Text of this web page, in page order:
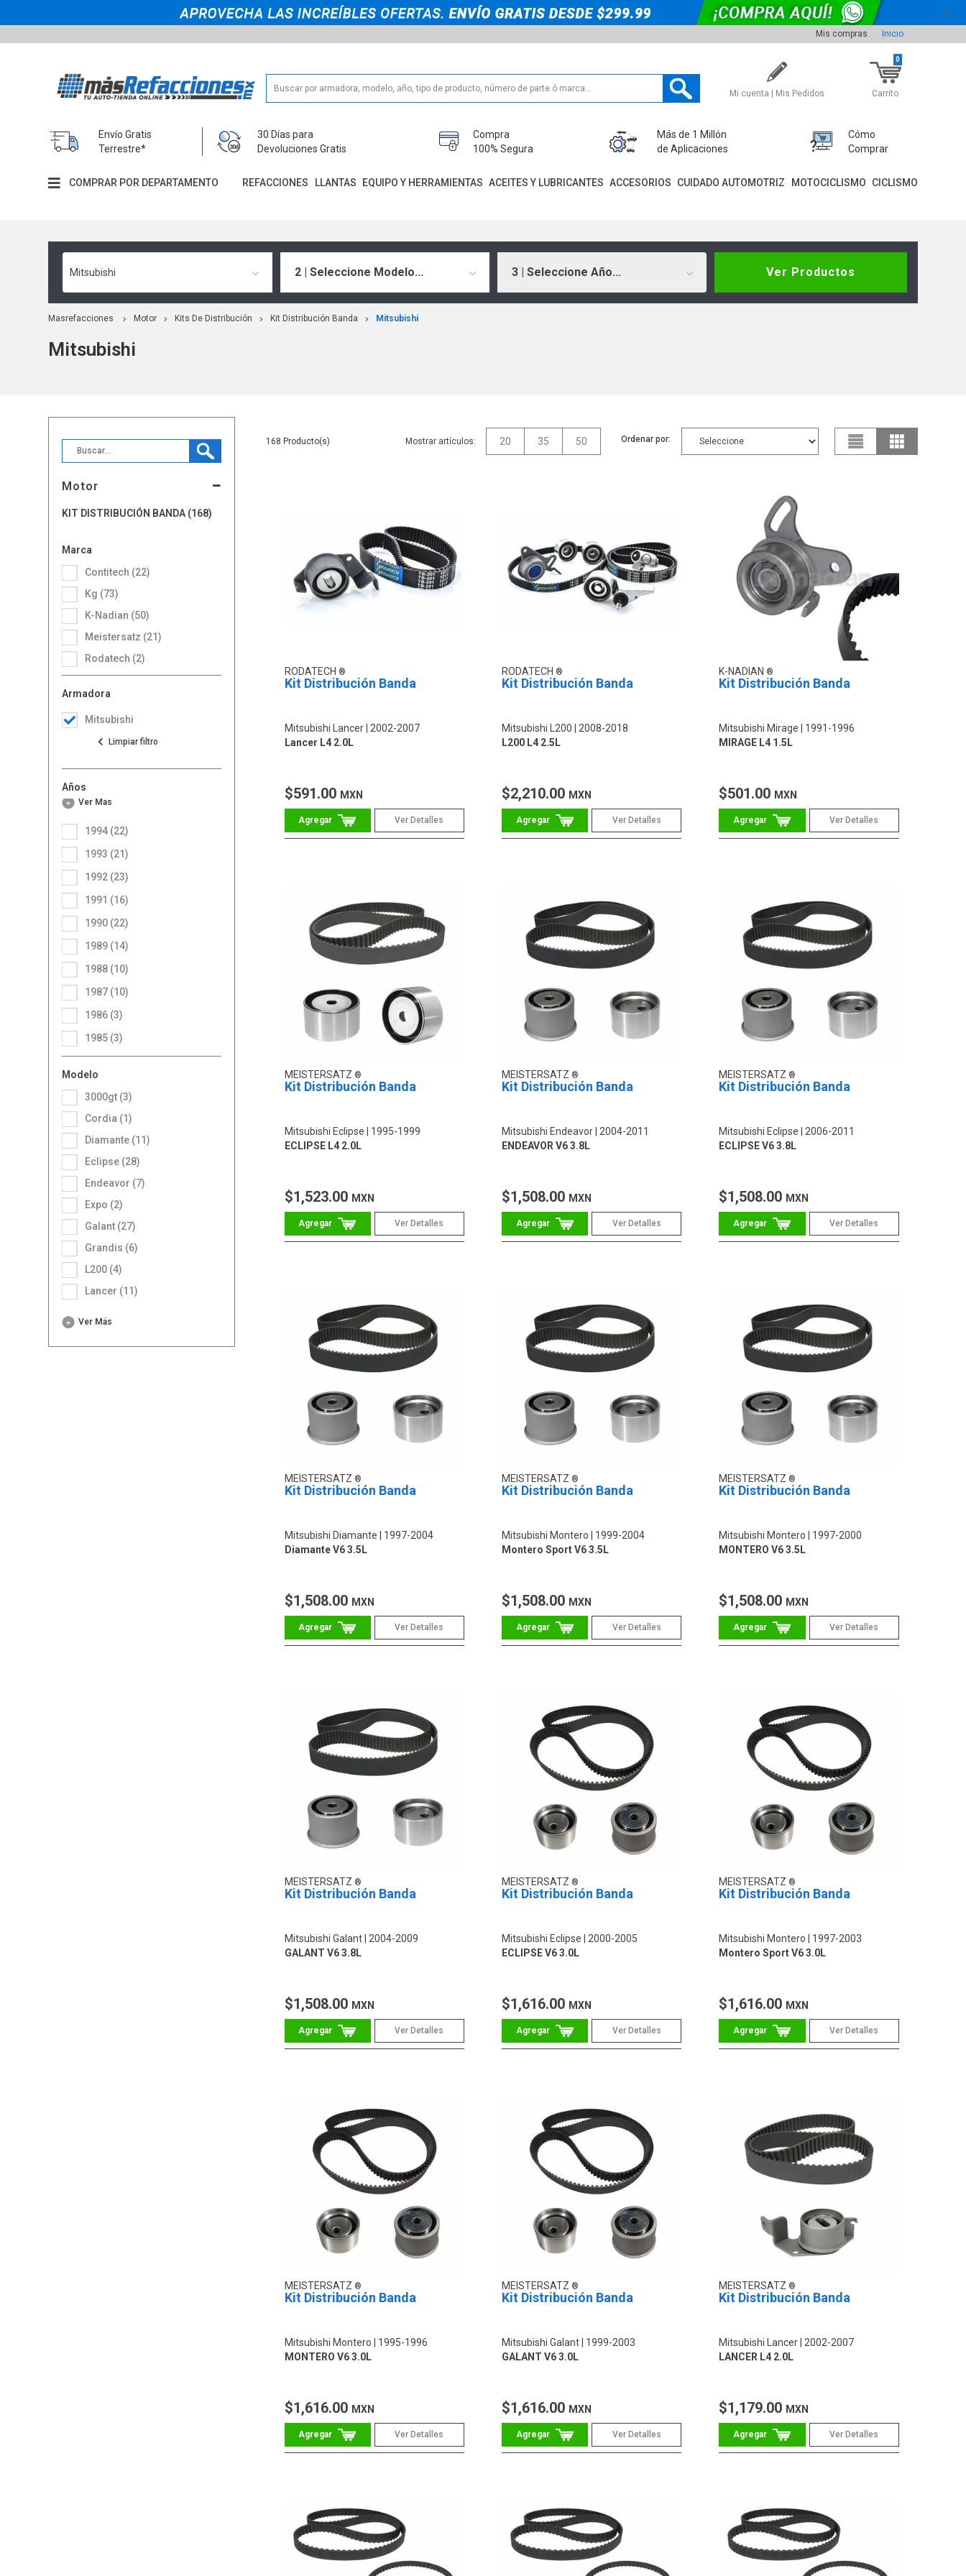
Mis compras Inicio
Mi cuenta | Mis Pedidos Carrito
0
Envío Gratis
Terrestre*
30 Días para
Devoluciones Gratis
Compra
100% Segura
Más de 1 Millón
de Aplicaciones
Cómo
Comprar
COMPRAR POR DEPARTAMENTO REFACCIONES LLANTAS EQUIPO Y HERRAMIENTAS ACEITES Y LUBRICANTES ACCESORIOS CUIDADO AUTOMOTRIZ MOTOCICLISMO CICLISMO
Mitsubishi 2 | Seleccione Modelo... 3 | Seleccione Año... Ver Productos
Masrefacciones Motor Kits De Distribución Kit Distribución Banda Mitsubishi
Mitsubishi
Motor
KIT DISTRIBUCIÓN BANDA (168)
Marca
Contitech (22)
Kg (73)
K-Nadian (50)
Meistersatz (21)
Rodatech (2)
Armadora
Mitsubishi
Modelo
3000gt (3)
Cordia (1)
Diamante (11)
Eclipse (28)
Endeavor (7)
Expo (2)
Galant (27)
Grandis (6)
L200 (4)
Lancer (11)
Ver Más
Años
1985 (3)
1986 (3)
1987 (10)
1988 (10)
1989 (14)
1990 (22)
1991 (16)
1992 (23)
1993 (21)
1994 (22)
Ver Más
168 Mostrar artículos: 20 35 50 Ordenar por:
RODATECH
Kit Distribución Banda
Mitsubishi Lancer
2002-2007
Lancer L4 2.0L
$591.00 MXN
Ver Detalles
RODATECH
Kit Distribución Banda
Mitsubishi L200
2008-2018
L200 L4 2.5L
$2,210.00 MXN
Ver Detalles
K-NADIAN
Kit Distribución Banda
Mitsubishi Mirage
1991-1996
MIRAGE L4 1.5L
$501.00 MXN
Ver Detalles
MEISTERSATZ
Kit Distribución Banda
Mitsubishi Eclipse
1995-1999
ECLIPSE L4 2.0L
$1,523.00 MXN
Ver Detalles
MEISTERSATZ
Kit Distribución Banda
Mitsubishi Endeavor 2004-2011
ENDEAVOR V6 3.8L
$1,508.00 MXN
Ver Detalles
MEISTERSATZ
Kit Distribución Banda
Mitsubishi Eclipse
2006-2011
ECLIPSE V6 3.8L
$1,508.00 MXN
Ver Detalles
MEISTERSATZ
Kit Distribución Banda
Mitsubishi Diamante
1997-2004
Diamante V6 3.5L
$1,508.00 MXN
Ver Detalles
MEISTERSATZ
Kit Distribución Banda
Mitsubishi Montero
1999-2004
Montero Sport V6 3.5L
$1,508.00 MXN
Ver Detalles
MEISTERSATZ
Kit Distribución Banda
Mitsubishi Montero
1997-2000
MONTERO V6 3.5L
$1,508.00 MXN
Ver Detalles
MEISTERSATZ
Kit Distribución Banda
Mitsubishi Galant 2004-2009
GALANT V6 3.8L
$1,508.00 MXN
Ver Detalles
MEISTERSATZ
Kit Distribución Banda
Mitsubishi Eclipse
2000-2005
ECLIPSE V6 3.0L
$1,616.00 MXN
Ver Detalles
MEISTERSATZ
Kit Distribución Banda
Mitsubishi Montero
1997-2003
Montero Sport V6 3.0L
$1,616.00 MXN
Ver Detalles
MEISTERSATZ
Kit Distribución Banda
Mitsubishi Montero
1995-1996
MONTERO V6 3.0L
$1,616.00 MXN
Ver Detalles
MEISTERSATZ
Kit Distribución Banda
Mitsubishi Galant
1999-2003
GALANT V6 3.0L
$1,616.00 MXN
Ver Detalles
MEISTERSATZ
Kit Distribución Banda
Mitsubishi Lancer
2002-2007
LANCER L4 2.0L
$1,179.00 MXN
Ver Detalles